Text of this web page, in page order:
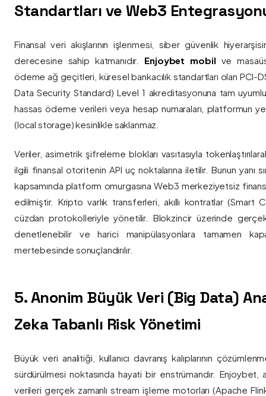
Standartları ve Web3
Finansal veri akışlarının işlenmesi, siber güvenlik
derecesine sahip katmanıdır. Enjoybet mobil ve
ödeme ağ geçitleri, küresel bankacılık standartları olan PCI-
Data Security Standard) Level 1 akreditasyonuna tam
hassas ödeme verileri veya hesap numaraları, platformun
(local storage) kesinlikle saklanmaz.
Veriler, asimetrik şifreleme blokları vasıtasıyla
ilgili finansal otoritenin API uç noktalarına iletilir. Bunun yanı
kapsamında platform omurgasına Web3 merkeziyetsiz
edilmiştir. Kripto varlık transferleri, akıllı kontratlar (Smart
cüzdan protokolleriyle yönetilir. Blokzincir üzerinde
denetlenebilir ve harici manipülasyonlara tamamen
mertebesinde sonuçlandırılır.
5. Anonim Büyük Veri (Big Data)
Zeka Tabanlı Risk Yönetimi
Büyük veri analitiği, kullanıcı davranış kalıplarının
sürdürülmesi noktasında hayati bir enstrümandır. Enjoybet,
verileri gerçek zamanlı stream işleme motorları (Apache Flink